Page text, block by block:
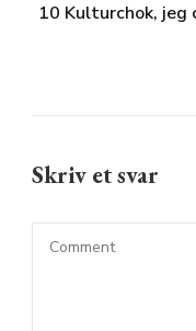
10 Kulturchok, jeg
Skriv et svar